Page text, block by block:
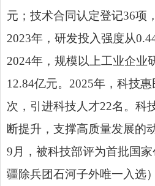
元；技术合同认定登记36项
2023年，研发投入强度从
2024年，规模以上工业企业
12.84亿元。2025年，科技
次，引进科技人才22名。科
断提升，支撑高质量发展的
9月，被科技部评为首批国
疆除兵团石河子外唯一入选